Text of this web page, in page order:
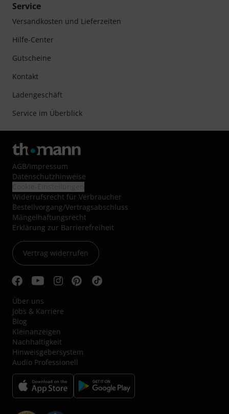
Service
Versandkosten und Lieferzeiten
Hilfe-Center
Gutscheine
Kontakt
Ladengeschäft
Service im Überblick
AGB/Impressum
Datenschutzhinweise
Widerrufsrecht für Verbraucher
Bestellvorgang/Vertragsabschluss
Mängelhaftungsrecht
Erklärung zur Barrierefreiheit
Vertrag widerrufen
Über uns
Jobs & Karriere
Blog
Kleinanzeigen
Nachhaltigkeit
Hinweisgebersystem
Audio Professionell